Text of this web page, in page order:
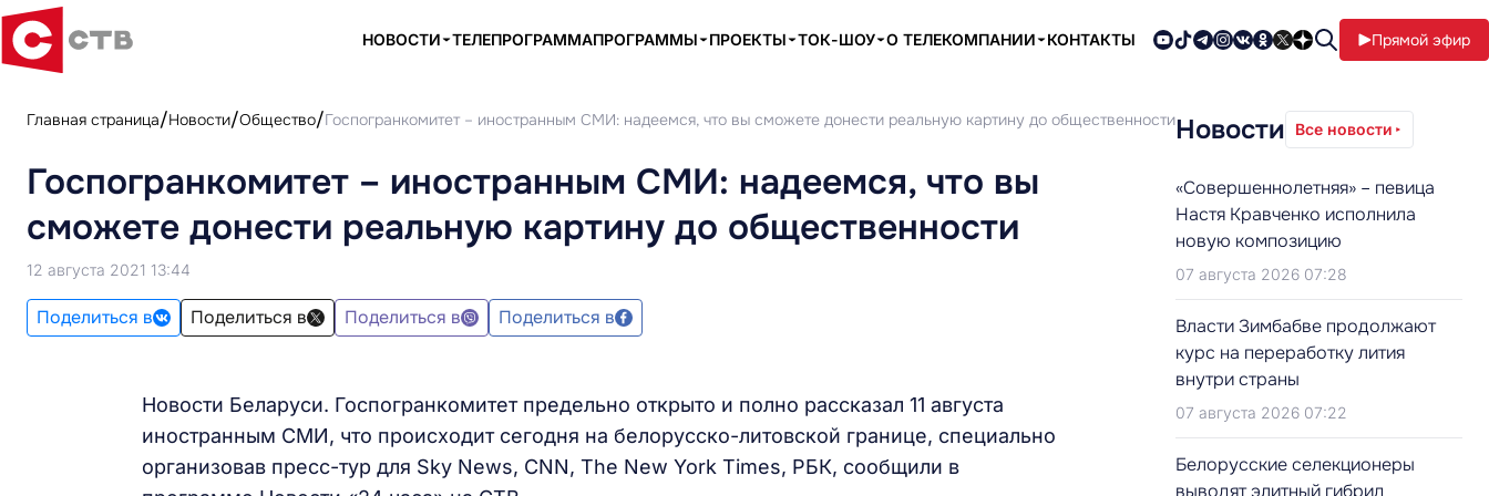
НОВОСТИ ТЕЛЕПРОГРАММАПРОГРАММЫ ПРОЕКТЫ ТОК-ШОУ О ТЕЛЕКОМПАНИИ КОНТАКТЫ Прямой эфир
Главная страница Новости Общество Госпогранкомитет – иностранным СМИ: надеемся, что вы сможете донести реальную картину до общественности
Госпогранкомитет – иностранным СМИ: надеемся, что вы
сможете донести реальную картину до общественности
12 августа 2021 13:44
Поделиться в Поделиться в Поделиться в Поделиться в
Новости Беларуси. Госпогранкомитет предельно открыто и полно рассказал 11 августа
иностранным СМИ, что происходит сегодня на белорусско-литовской границе, специально
организовав пресс-тур для Sky News, CNN, The New York Times, РБК, сообщили в
Новости Все новости
«Совершеннолетняя» – певица
Настя Кравченко исполнила
новую композицию
07 августа 2026 07:28
Власти Зимбабве продолжают
курс на переработку лития
внутри страны
07 августа 2026 07:22
Белорусские селекционеры
выводят элитный гибрид